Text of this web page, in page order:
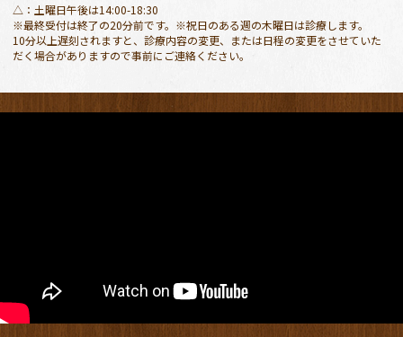
2026.04.27
４月２９日、５月３〜６日が休診日
４月３０日（木）、５月７日（木）は振替診療
2026.03.13
△：土曜日午後は14:00-18:30
※最終受付は終了の20分前です。※祝日のある週の木曜日は診療します。
10分以上遅刻されますと、診療内容の変更、または日程の変更をさせていた
だく場合がありますので事前にご連絡ください。